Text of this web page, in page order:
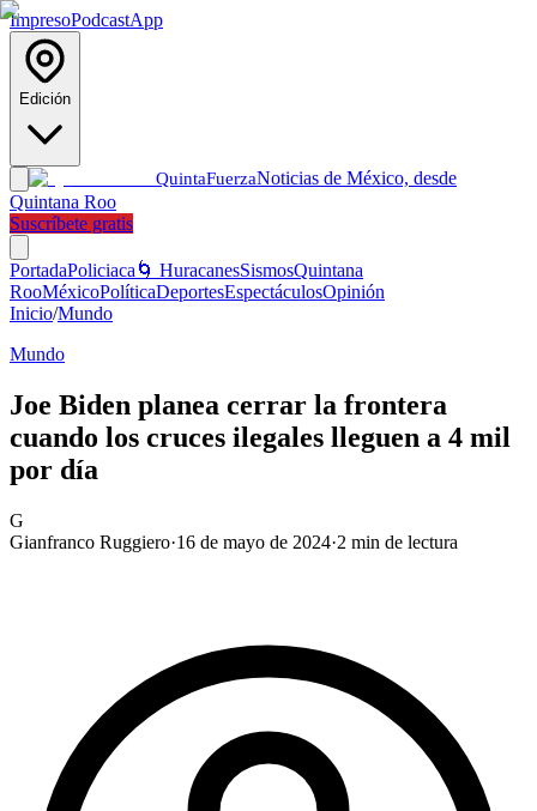
ImpresoPodcastApp
Edición
QuintaFuerzaNoticias de México, desde
Quintana Roo
Suscríbete gratis
PortadaPoliciaca 🌀 HuracanesSismosQuintana
RooMéxicoPolíticaDeportesEspectáculosOpinión
Inicio/Mundo
Mundo
Joe Biden planea cerrar la frontera
cuando los cruces ilegales lleguen a 4 mil
por día
G
Gianfranco Ruggiero·16 de mayo de 2024·2 min de lectura